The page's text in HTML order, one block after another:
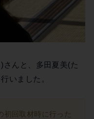
さんと、多田夏美(た
いました。
初回取材時に行った